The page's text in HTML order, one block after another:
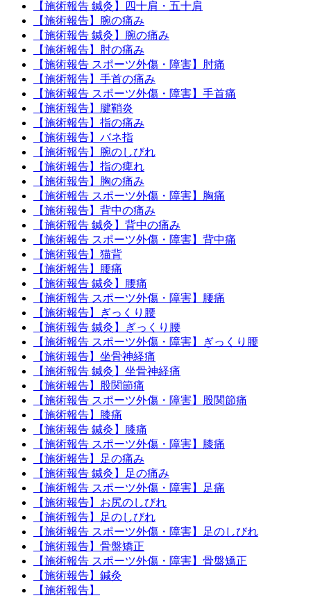
【施術報告 鍼灸】四十肩・五十肩
【施術報告】腕の痛み
【施術報告 鍼灸】腕の痛み
【施術報告】肘の痛み
【施術報告 スポーツ外傷・障害】肘痛
【施術報告】手首の痛み
【施術報告 スポーツ外傷・障害】手首痛
【施術報告】腱鞘炎
【施術報告】指の痛み
【施術報告】バネ指
【施術報告】腕のしびれ
【施術報告】指の痺れ
【施術報告】胸の痛み
【施術報告 スポーツ外傷・障害】胸痛
【施術報告】背中の痛み
【施術報告 鍼灸】背中の痛み
【施術報告 スポーツ外傷・障害】背中痛
【施術報告】猫背
【施術報告】腰痛
【施術報告 鍼灸】腰痛
【施術報告 スポーツ外傷・障害】腰痛
【施術報告】ぎっくり腰
【施術報告 鍼灸】ぎっくり腰
【施術報告 スポーツ外傷・障害】ぎっくり腰
【施術報告】坐骨神経痛
【施術報告 鍼灸】坐骨神経痛
【施術報告】股関節痛
【施術報告 スポーツ外傷・障害】股関節痛
【施術報告】膝痛
【施術報告 鍼灸】膝痛
【施術報告 スポーツ外傷・障害】膝痛
【施術報告】足の痛み
【施術報告 鍼灸】足の痛み
【施術報告 スポーツ外傷・障害】足痛
【施術報告】お尻のしびれ
【施術報告】足のしびれ
【施術報告 スポーツ外傷・障害】足のしびれ
【施術報告】骨盤矯正
【施術報告 スポーツ外傷・障害】骨盤矯正
【施術報告】鍼灸
【施術報告】